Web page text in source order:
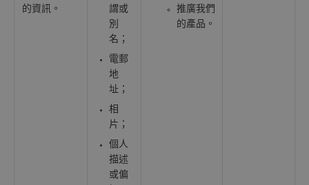
的資訊。
謂或
別
名；
電郵
地
址；
相
片；
個人
描述
或偏
推廣我們
的產品。